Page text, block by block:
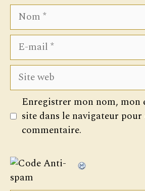
Nom
E-
mail
Site
web
Enregistrer mon nom, mon
site dans le navigateur
commentaire.